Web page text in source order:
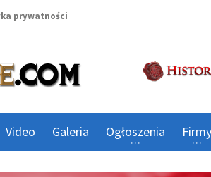
prywatności
Video Galeria Ogłoszenia Firmy